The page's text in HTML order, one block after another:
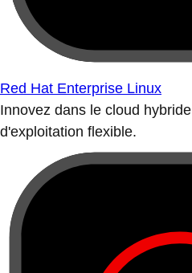
Red Hat Enterprise Linux
Innovez dans le cloud
d'exploitation flexible.